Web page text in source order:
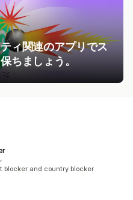
ィ関連のアプリでス
ちましょう。
blocker and country blocker